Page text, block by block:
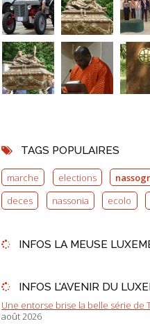
TAGS POPULAIRES
marche elections
deces
nassonia ecolo
INFOS LA MEUSE
INFOS L'AVENIR DU
Une entorse brise la belle série de
août 2026